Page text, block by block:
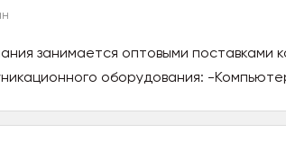
занимается оптовыми поставками
оборудования: -